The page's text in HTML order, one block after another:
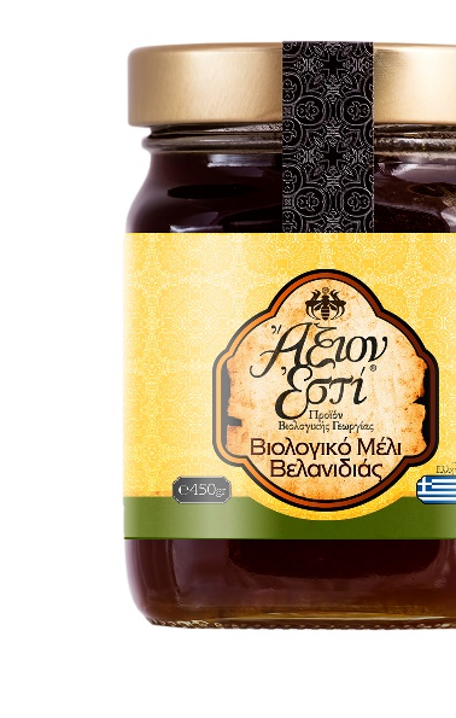
Οι 4 πιο λαχταριστές
σούπες για τον χειμώνα